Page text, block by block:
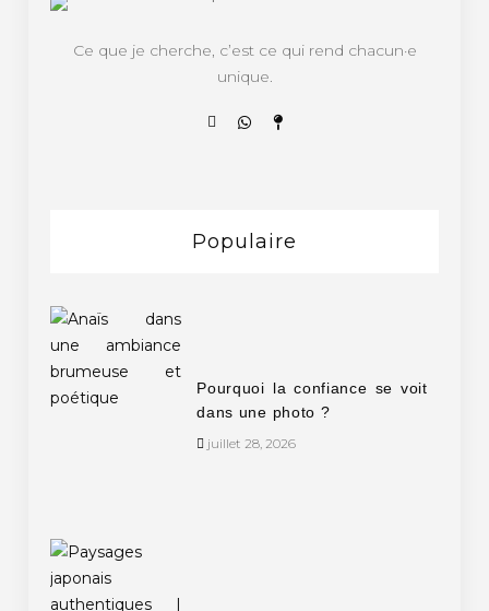
Ce que je cherche, c’est ce qui rend chacun·e
unique.
Populaire
Pourquoi la confiance se voit
dans une photo ?
juillet 28, 2026